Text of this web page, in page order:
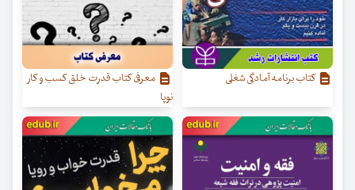
کتاب برنامه آمادگی شغلی
معرفی کتاب قدرت خلق کسب‌ و کار
نوپا